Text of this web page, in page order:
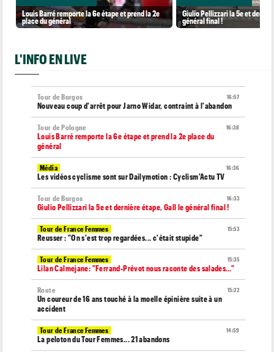
Louis Barré remporte la 6e étape et prend la 2e
place du général
Giulio Pellizzari la 5e et
général final !
L'INFO EN LIVE
16:57
Tour de Burgos
Nouveau coup d'arrêt pour Jarno Widar, contraint à l'abandon
16:38
Tour de Pologne
Louis Barré remporte la 6e étape et prend la 2e place du
général
16:36
Média
Les vidéos cyclisme sont sur Dailymotion : Cyclism'Actu TV
16:33
Tour de Burgos
Giulio Pellizzari la 5e et dernière étape, Gall le général final !
15:53
Tour de France Femmes
Reusser : "On s'est trop regardées... c'était stupide"
15:35
Tour de France Femmes
Lilan Calmejane: "Ferrand-Prévot nous raconte des salades…"
15:22
Route
Un coureur de 16 ans touché à la moelle épinière suite à un
accident
14:59
Tour de France Femmes
La peloton du Tour Femmes... 21 abandons